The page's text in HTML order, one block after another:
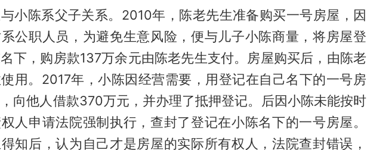
小陈系父子关系。2010年，陈老先生准备购买一号房屋，因
公职人员，为避免生意风险，便与儿子小陈商量，将房屋登
下，购房款137万余元由陈老先生支付。房屋购买后，由陈老
用。2017年，小陈因经营需要，用登记在自己名下的一号房
向他人借款370万元，并办理了抵押登记。后因小陈未能按时
人申请法院强制执行，查封了登记在小陈名下的一号房屋。
知后，认为自己才是房屋的实际所有权人，法院查封错误，